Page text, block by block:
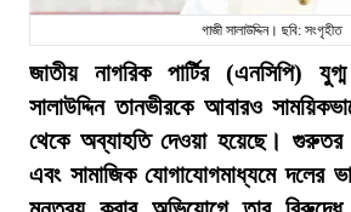
গাজী সালাউদ্দিন। ছবি: সংগৃহীত
জাতীয় নাগরিক পার্টির (এনসিপি)
সালাউদ্দিন তানভীরকে আবারও
থেকে অব্যাহতি দেওয়া হয়েছে। গুরুতর
এবং সামাজিক যোগাযোগমাধ্যমে দলের